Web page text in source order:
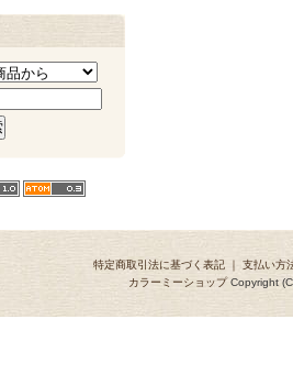
特定商取引法に基づく表記 ｜ 支払い方
カラーミーショップCopyright